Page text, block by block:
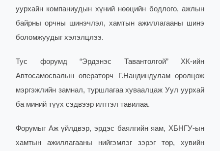
уурхайн компаниудын хүний нөөцийн бодлого, ажлын
байрны орчны шинэчлэл, хамтын ажиллагааны шинэ
боломжуудыг хэлэлцлээ.
Тус форумд “Эрдэнэс Тавантолгой” ХК-ийн
Автосамосвалын операторч Г.Нандиндулам оролцож
мэргэжлийн замнал, туршлагаа хуваалцаж Уул уурхай
ба миний түүх сэдвээр илтгэл тавилаа.
Форумыг Аж үйлдвэр, эрдэс баялгийн яам, ХБНГУ-ын
хамтын ажиллагааны нийгэмлэг зэрэг төр, хувийн